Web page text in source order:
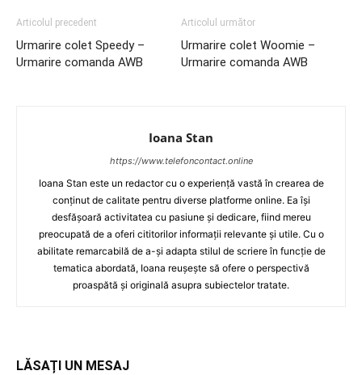
Articolul precedent
Urmarire colet Speedy –
Urmarire comanda AWB
Articolul următor
Urmarire colet Woomie –
Urmarire comanda AWB
Ioana Stan
https://www.telefoncontact.online
Ioana Stan este un redactor cu o experiență vastă în crearea de
conținut de calitate pentru diverse platforme online. Ea își
desfășoară activitatea cu pasiune și dedicare, fiind mereu
preocupată de a oferi cititorilor informații relevante și utile. Cu o
abilitate remarcabilă de a-și adapta stilul de scriere în funcție de
tematica abordată, Ioana reușește să ofere o perspectivă
proaspătă și originală asupra subiectelor tratate.
LĂSAȚI UN MESAJ